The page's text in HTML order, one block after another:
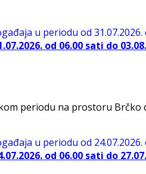
od 06.00 sati do
periodu na prostoru Brčko
od 06.00 sati do